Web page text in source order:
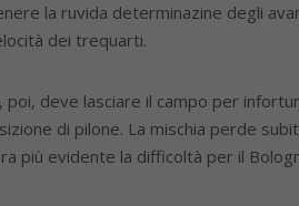
la ruvida determinazine degli
dei trequarti.
poi, deve lasciare il campo per
di pilone. La mischia perde
più evidente la difficoltà per il